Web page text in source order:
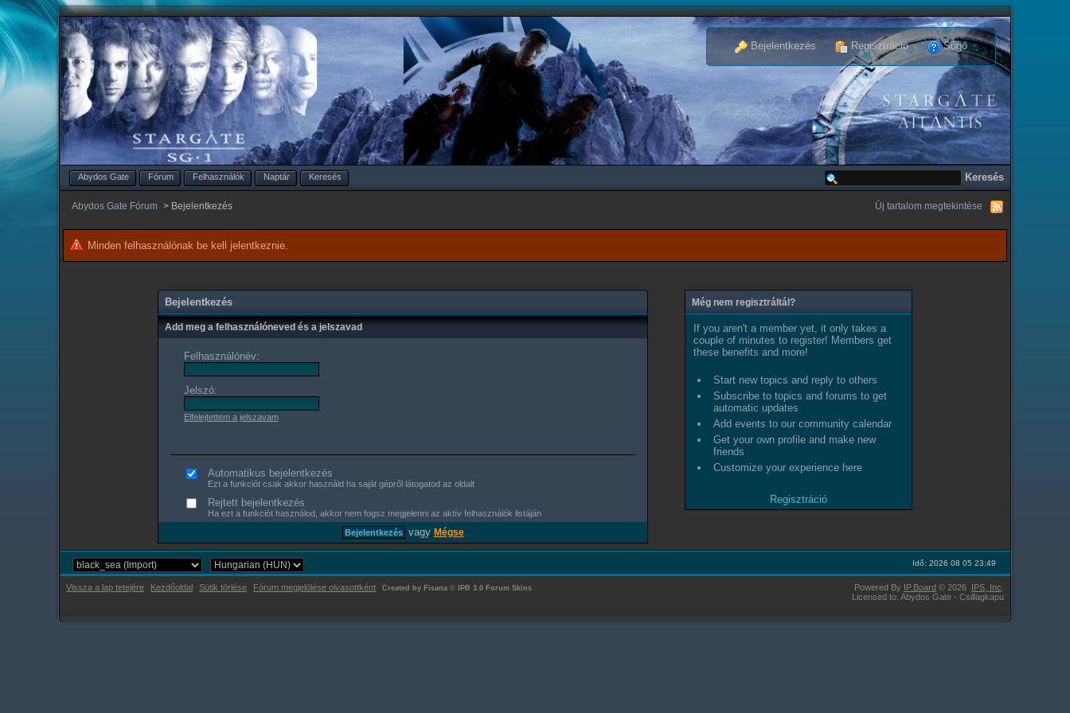
Bejelentkezés Regisztráció Súgó
Abydos Gate Fórum Felhasználók Naptár Keresés
Abydos Gate Fórum > Bejelentkezés Új tartalom megtekintése
Minden felhasználónak be kell jelentkeznie.
Bejelentkezés
Add meg a felhasználóneved és a jelszavad
Felhasználónév:
Jelszó:
Elfelejtettem a jelszavam
Automatikus bejelentkezés
Ezt a funkciót csak akkor használd ha saját gépről látogatod az oldalt
Rejtett bejelentkezés
Ha ezt a funkciót használod, akkor nem fogsz megjelenni az aktív felhasználók listáján
vagy Mégse
Még nem regisztráltál?
If you aren't a member yet, it only takes a
couple of minutes to register! Members get
these benefits and more!
Start new topics and reply to others
Subscribe to topics and forums to get
automatic updates
Add events to our community calendar
Get your own profile and make new
friends
Customize your experience here
Regisztráció
Idő: 2026 08 05 23:49
Vissza a lap tetejére Kezdőoldal Sütik törlése Fórum megjelölése olvasottként Powered By IP.Board © 2026 IPS, Inc.
Licensed to: Abydos Gate - Csillagkapu
Created by Fisana © IPB 3.0 Forum Skins